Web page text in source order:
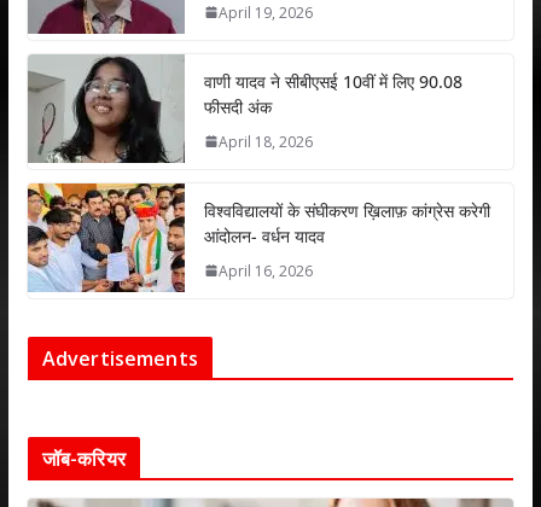
April 19, 2026
वाणी यादव ने सीबीएसई 10वीं में लिए 90.08
फीसदी अंक
April 18, 2026
विश्वविद्यालयों के संघीकरण ख़िलाफ़ कांग्रेस करेगी
आंदोलन- वर्धन यादव
April 16, 2026
Advertisements
जॉब-करियर